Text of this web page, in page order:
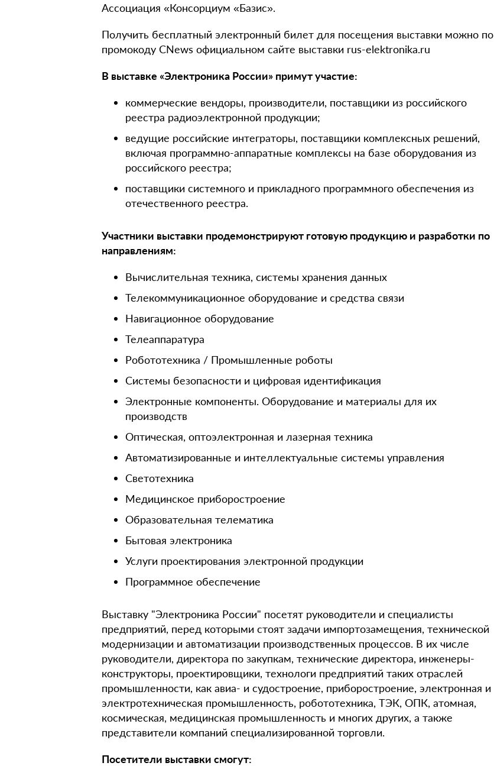
Ассоциация «Консорциум «Базис».
Получить бесплатный электронный билет для посещения выставки можно по
промокоду CNews официальном сайте выставки rus-elektronika.ru
В выставке «Электроника России» примут участие:
коммерческие вендоры, производители, поставщики из российского
реестра радиоэлектронной продукции;
ведущие российские интеграторы, поставщики комплексных решений,
включая программно-аппаратные комплексы на базе оборудования из
российского реестра;
поставщики системного и прикладного программного обеспечения из
отечественного реестра.
Участники выставки продемонстрируют готовую продукцию и разработки по
направлениям:
Вычислительная техника, системы хранения данных
Телекоммуникационное оборудование и средства связи
Навигационное оборудование
Телеаппаратура
Робототехника / Промышленные роботы
Системы безопасности и цифровая идентификация
Электронные компоненты. Оборудование и материалы для их
производств
Оптическая, оптоэлектронная и лазерная техника
Автоматизированные и интеллектуальные системы управления
Светотехника
Медицинское приборостроение
Образовательная телематика
Бытовая электроника
Услуги проектирования электронной продукции
Программное обеспечение
Выставку "Электроника России" посетят руководители и специалисты
предприятий, перед которыми стоят задачи импортозамещения, технической
модернизации и автоматизации производственных процессов. В их числе
руководители, директора по закупкам, технические директора, инженеры-
конструкторы, проектировщики, технологи предприятий таких отраслей
промышленности, как авиа- и судостроение, приборостроение, электронная и
электротехническая промышленность, робототехника, ТЭК, ОПК, атомная,
космическая, медицинская промышленность и многих других, а также
представители компаний специализированной торговли.
Посетители выставки смогут: